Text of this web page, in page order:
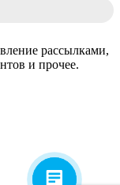
рассылками,
и прочее.